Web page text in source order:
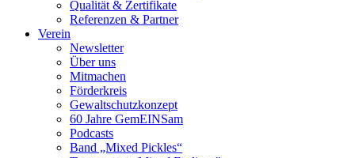
Qualität & Zertifikate
Referenzen & Partner
Verein
Newsletter
Über uns
Mitmachen
Förderkreis
Gewaltschutzkonzept
60 Jahre GemEINSam
Podcasts
Band „Mixed Pickles“